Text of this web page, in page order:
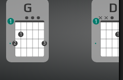
테니까 No No No No No
G
2
1
3
1
D
1
1